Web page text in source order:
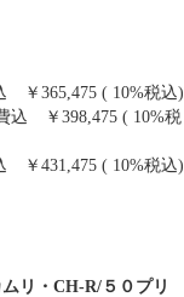
￥365,475 ( 10%税込)
込 ￥398,475 ( 10%税
￥431,475 ( 10%税込)
リ・ CH-R/５０プリ